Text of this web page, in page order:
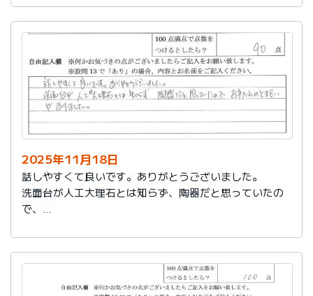
2025年11月18日
話しやすくて良いです。ありがとうございました。
洗面台が人工大理石とは知らず、陶器だと思っていたの
で、